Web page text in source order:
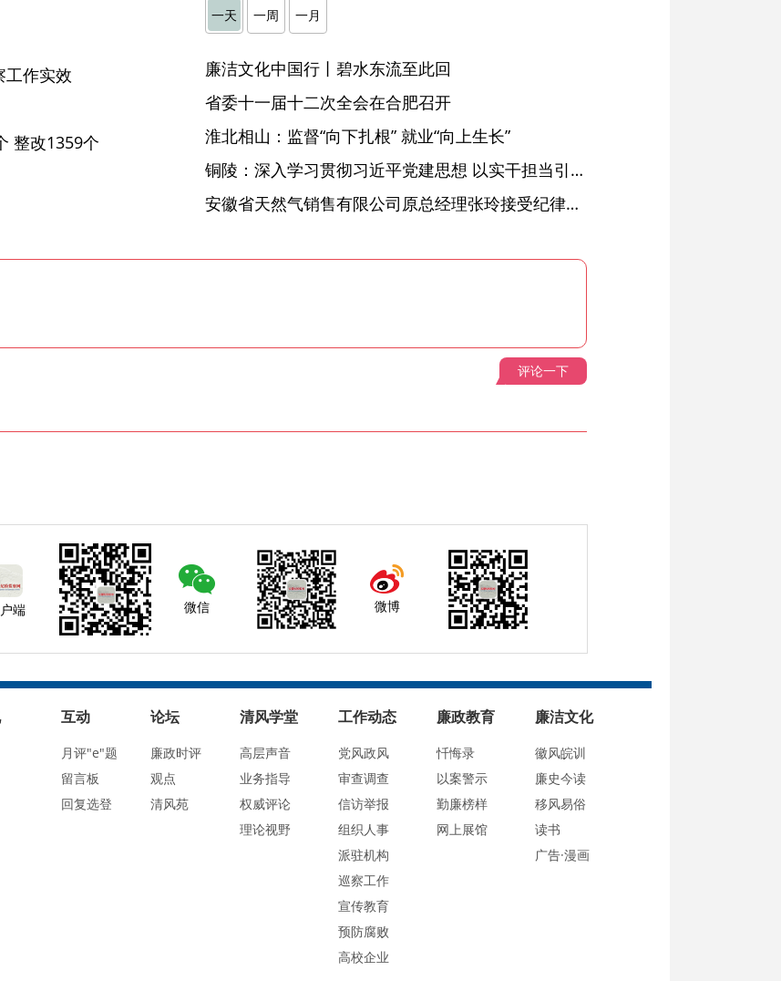
工作实效
整改1359个
一天 一周 一月
廉洁文化中国行丨碧水东流至此回
省委十一届十二次全会在合肥召开
淮北相山：监督“向下扎根” 就业“向上生长”
铜陵：深入学习贯彻习近平党建思想 以实干担当引领纪检监察工作高质量发展
安徽省天然气销售有限公司原总经理张玲接受纪律审查和监察调查
评论一下
端 微信 微博
互动
月评"e"题
留言板
回复选登
论坛
廉政时评
观点
清风苑
清风学堂
高层声音
业务指导
权威评论
理论视野
工作动态
党风政风
审查调查
信访举报
组织人事
派驻机构
巡察工作
宣传教育
预防腐败
高校企业
廉政教育
忏悔录
以案警示
勤廉榜样
网上展馆
廉洁文化
徽风皖训
廉史今读
移风易俗
读书
广告·漫画